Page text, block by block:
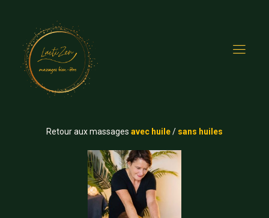
Retour aux massages avec huile/ sans huiles